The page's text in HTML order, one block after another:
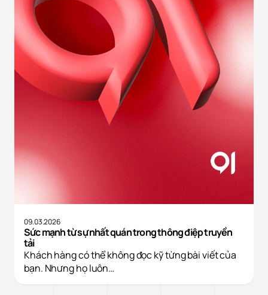
09.03.2026
Sức mạnh từ sự nhất quán trong thông điệp truyền
tải
Khách hàng có thể không đọc kỹ từng bài viết của
bạn. Nhưng họ luôn…